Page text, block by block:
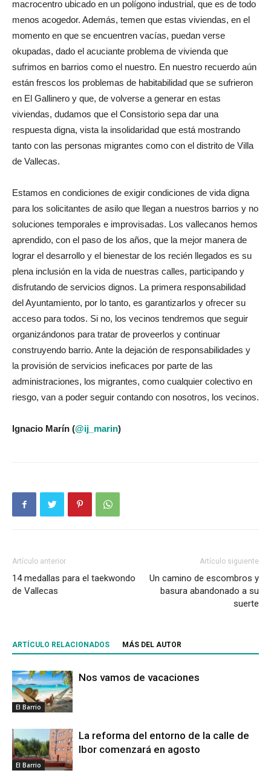
macrocentro ubicado en un polígono industrial, que es de todo
menos acogedor. Además, temen que estas viviendas, en el
momento en que se encuentren vacías, puedan verse
okupadas, dado el acuciante problema de vivienda que
sufrimos en barrios como el nuestro. En nuestro recuerdo aún
están frescos los problemas de habitabilidad que se sufrieron
en El Gallinero y que, de volverse a generar en estas
viviendas, dudamos que el Consistorio sepa dar una
respuesta digna, vista la insolidaridad que está mostrando
tanto con las personas migrantes como con el distrito de Villa
de Vallecas.
Estamos en condiciones de exigir condiciones de vida digna
para los solicitantes de asilo que llegan a nuestros barrios y no
soluciones temporales e improvisadas. Los vallecanos hemos
aprendido, con el paso de los años, que la mejor manera de
lograr el desarrollo y el bienestar de los recién llegados es su
plena inclusión en la vida de nuestras calles, participando y
disfrutando de servicios dignos. La primera responsabilidad
del Ayuntamiento, por lo tanto, es garantizarlos y ofrecer su
acceso para todos. Si no, los vecinos tendremos que seguir
organizándonos para tratar de proveerlos y continuar
construyendo barrio. Ante la dejación de responsabilidades y
la provisión de servicios ineficaces por parte de las
administraciones, los migrantes, como cualquier colectivo en
riesgo, van a poder seguir contando con nosotros, los vecinos.
Ignacio Marín (@ij_marin)
Artículo anterior
14 medallas para el taekwondo
de Vallecas
Artículo siguiente
Un camino de escombros y
basura abandonado a su
suerte
ARTÍCULO RELACIONADOS MÁS DEL AUTOR
El Barrio
Nos vamos de vacaciones
El Barrio
La reforma del entorno de la calle de
Ibor comenzará en agosto